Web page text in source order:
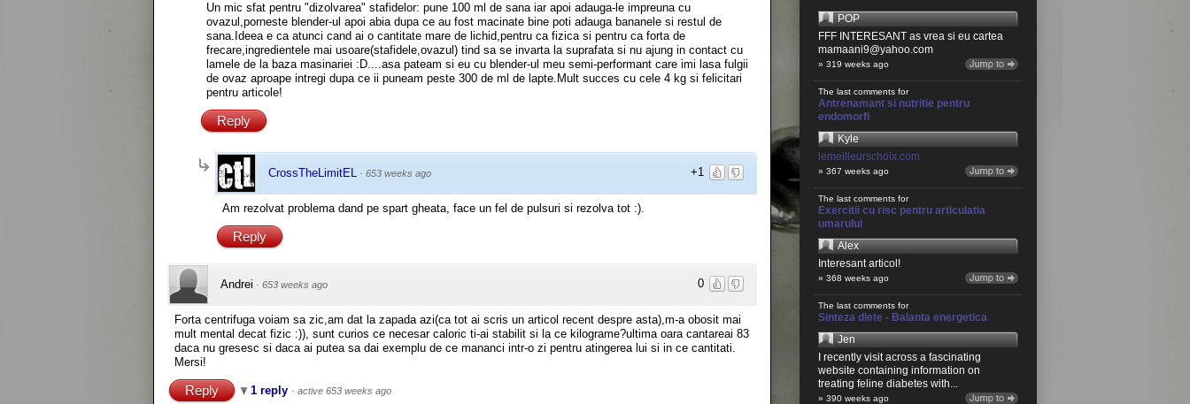
Un mic sfat pentru "dizolvarea" stafidelor: pune 100 ml de sana iar apoi adauga-le impreuna cu
ovazul,porneste blender-ul apoi abia dupa ce au fost macinate bine poti adauga bananele si restul de
sana.Ideea e ca atunci cand ai o cantitate mare de lichid,pentru ca fizica si pentru ca forta de
frecare,ingredientele mai usoare(stafidele,ovazul) tind sa se invarta la suprafata si nu ajung in contact cu
lamele de la baza masinariei :D....asa pateam si eu cu blender-ul meu semi-performant care imi lasa fulgii
de ovaz aproape intregi dupa ce ii puneam peste 300 de ml de lapte.Mult succes cu cele 4 kg si felicitari
pentru articole!
Reply
+1
CrossTheLimitEL · 653 weeks ago
Am rezolvat problema dand pe spart gheata, face un fel de pulsuri si rezolva tot :).
Reply
0
Andrei · 653 weeks ago
Forta centrifuga voiam sa zic,am dat la zapada azi(ca tot ai scris un articol recent despre asta),m-a obosit mai
mult mental decat fizic :)), sunt curios ce necesar caloric ti-ai stabilit si la ce kilograme?ultima oara cantareai 83
daca nu gresesc si daca ai putea sa dai exemplu de ce mananci intr-o zi pentru atingerea lui si in ce cantitati.
Mersi!
Reply 1 reply · active 653 weeks ago
POP
FFF INTERESANT as vrea si eu cartea
mamaani9@yahoo.com
» 319 weeks ago
The last comments for
Antrenamant si nutritie pentru
endomorfi
Kyle
lemeilleurschoix.com
» 367 weeks ago
The last comments for
Exercitii cu risc pentru articulatia
umarului
Alex
Interesant articol!
» 368 weeks ago
The last comments for
Sinteza diete - Balanta energetica
Jen
I recently visit across a fascinating
website containing information on
treating feline diabetes with...
» 390 weeks ago